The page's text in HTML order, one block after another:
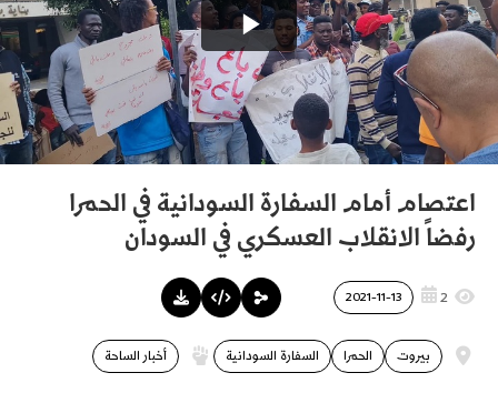
اعتصام أمام السفارة السودانية في الحمرا
رفضاً الانقلاب العسكري في السودان
2
2021-11-13
الحمرا السفارة السودانية بيروت أخبار الساحة